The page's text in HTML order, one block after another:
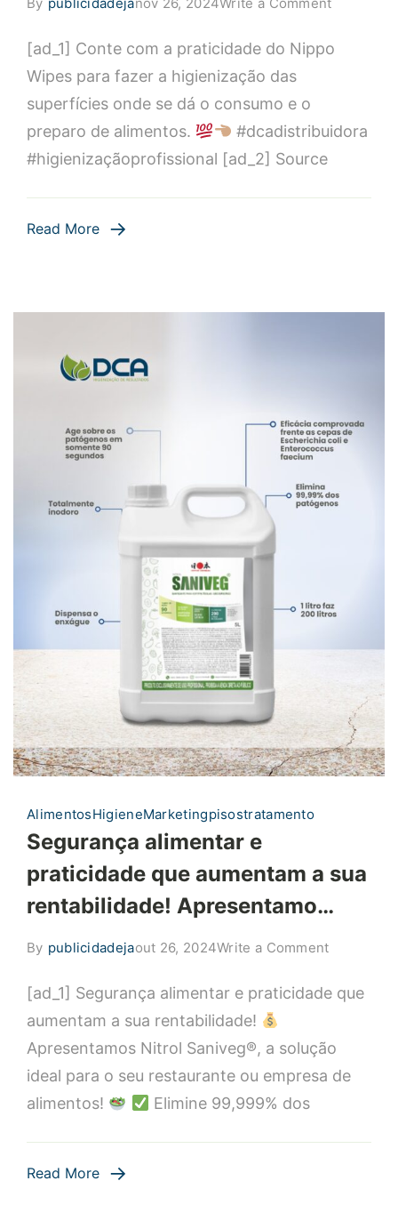
com
Nippo
[ad_1] Conte com a praticidade do Nippo
Wipes para fazer a higienização das
superfícies onde se dá o consumo e o
preparo de alimentos.
#dcadistribuidora
#higienizaçãoprofissional [ad_2] Source
Read More
AlimentosHigieneMarketingpisostratamento
Segurança alimentar e
praticidade que aumentam a sua
rentabilidade! Apresentamo…
By publicidadejaout 26, 2024Write a Commenton
alimentar
aumentam
[ad_1] Segurança alimentar e praticidade que
aumentam a sua rentabilidade!
Apresentamos Nitrol Saniveg®, a solução
ideal para o seu restaurante ou empresa de
alimentos!
Elimine 99,999% dos
Read More